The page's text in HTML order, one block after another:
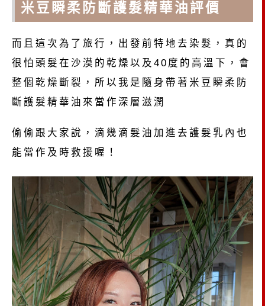
米豆瞬柔防斷護髮精華油評價
而且這次為了旅行，出發前特地去染髮，真的
很怕頭髮在沙漠的乾燥以及40度的高溫下，會
整個乾燥斷裂，所以我是隨身帶著米豆瞬柔防
斷護髮精華油來當作深層滋潤
偷偷跟大家說，滴幾滴髮油加進去護髮乳內也
能當作及時救援喔！